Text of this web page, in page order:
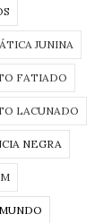
JUNINA
FATIADO
LACUNADO
NEGRA